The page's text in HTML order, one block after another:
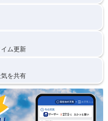
ム更新
を共有